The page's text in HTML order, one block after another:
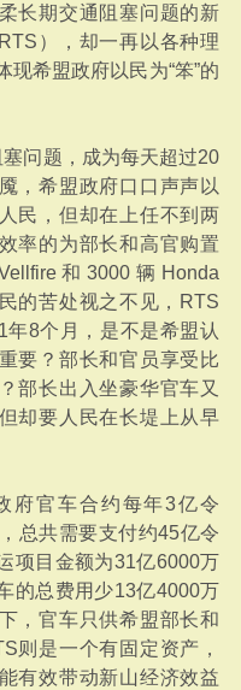
长期交通阻塞问题的新
），却一再以各种理
现希盟政府以民为“笨”的
塞问题，成为每天超过20
，希盟政府口口声声以
民，但却在上任不到两
率的为部长和高官购置
和3000辆Honda
的苦处视之不见，RTS
年8个月，是不是希盟认
要？部长和官员享受比
部长出入坐豪华官车又
却要人民在长堤上从早
府官车合约每年3亿令
总共需要支付约45亿令
项目金额为31亿6000万
的总费用少13亿4000万
，官车只供希盟部长和
则是一个有固定资产，
有效带动新山经济效益